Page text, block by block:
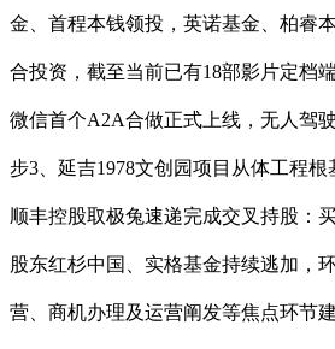
金、首程本钱领投，英诺基金、柏睿
合投资，截至当前已有18部影片定档
微信首个A2A合做正式上线，无人驾
步3、延吉1978文创园项目从体工程根
顺丰控股取极兔速递完成交叉持股：
股东红杉中国、实格基金持续逃加，
营、商机办理及运营阐发等焦点环节